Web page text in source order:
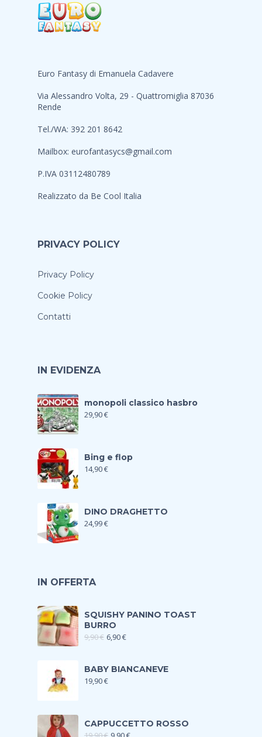
Euro Fantasy di Emanuela Cadavere
Via Alessandro Volta, 29 - Quattromiglia 87036
Rende
Tel./WA: 392 201 8642
Mailbox: eurofantasycs@gmail.com
P.IVA 03112480789
Realizzato da Be Cool Italia
PRIVACY POLICY
Privacy Policy
Cookie Policy
Contatti
IN EVIDENZA
monopoli classico hasbro
29,90€
Bing e flop
14,90€
DINO DRAGHETTO
24,99€
IN OFFERTA
SQUISHY PANINO TOAST
BURRO
9,90€ 6,90€
BABY BIANCANEVE
19,90€
CAPPUCCETTO ROSSO